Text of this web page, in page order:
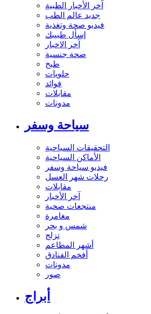
آخر الأخبار الطبية
جديد عالم الطب
فيديو صحة وتغذية
إسأل طبيبك
آخر الاخبار
صحة جنسية
طبخ
حلويات
فوائد
مقابلات
مدونات
سياحة وسفر
التحقيقات السياحية
الأماكن السياحية
فيديو سياحة وسفر
رحلات شهر العسل
مقابلات
آخر الأخبار
منتجعات صحية
مغامرة
شمس و بحر
تزلج
أشهر المطاعم
أفخم الفنادق
مدونات
صور
أبراج